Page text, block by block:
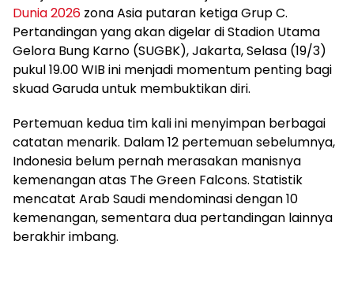
Dunia 2026 zona Asia putaran ketiga Grup C.
Pertandingan yang akan digelar di Stadion Utama
Gelora Bung Karno (SUGBK), Jakarta, Selasa (19/3)
pukul 19.00 WIB ini menjadi momentum penting bagi
skuad Garuda untuk membuktikan diri.
Pertemuan kedua tim kali ini menyimpan berbagai
catatan menarik. Dalam 12 pertemuan sebelumnya,
Indonesia belum pernah merasakan manisnya
kemenangan atas The Green Falcons. Statistik
mencatat Arab Saudi mendominasi dengan 10
kemenangan, sementara dua pertandingan lainnya
berakhir imbang.